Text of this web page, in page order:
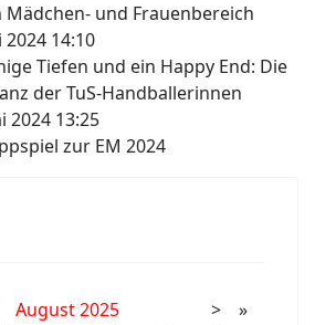
und Frauenbereich
14:10
Tiefen und ein Happy End: Die
der TuS-Handballerinnen
2024 13:25
zur EM 2024
August 2025 >
»